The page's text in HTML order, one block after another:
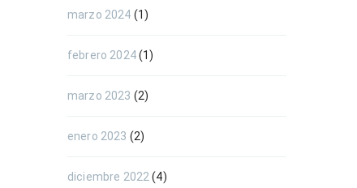
marzo 2024 (1)
febrero 2024(1)
marzo 2023 (2)
enero 2023 (2)
diciembre 2022 (4)